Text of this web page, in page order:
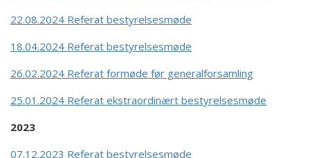
22.08.2024 Referat bestyrelsesmøde
18.04.2024 Referat bestyrelsesmøde
26.02.2024 Referat formøde før generalforsamling
25.01.2024 Referat ekstraordinært bestyrelsesmøde
2023
07.12.2023 Referat bestyrelsesmøde